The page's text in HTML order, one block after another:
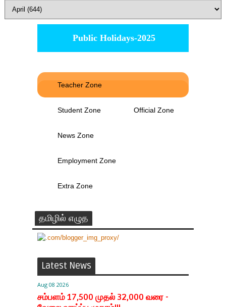
Public Holidays-2025
Teacher Zone
Student Zone Official Zone
News Zone
Employment Zone
Extra Zone
தமிழில் எழுத
Latest News
Aug 08 2026
சம்பளம் 17,500 முதல் 32,000 வரை -